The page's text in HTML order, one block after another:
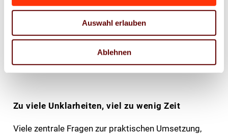
Auswahl erlauben
Ablehnen
doppelten Anwendung zweier unterschiedlicher
Rechtsregime aussetzen – inklusive doppelter
Dokumentations- und Umstellungspflichten. Der
BVDM fordert daher, den Beginn der Anwendung auf
frühestens 1. Januar 2027 zu verschieben.
Zu viele Unklarheiten, viel zu wenig Zeit
Viele zentrale Fragen zur praktischen Umsetzung,